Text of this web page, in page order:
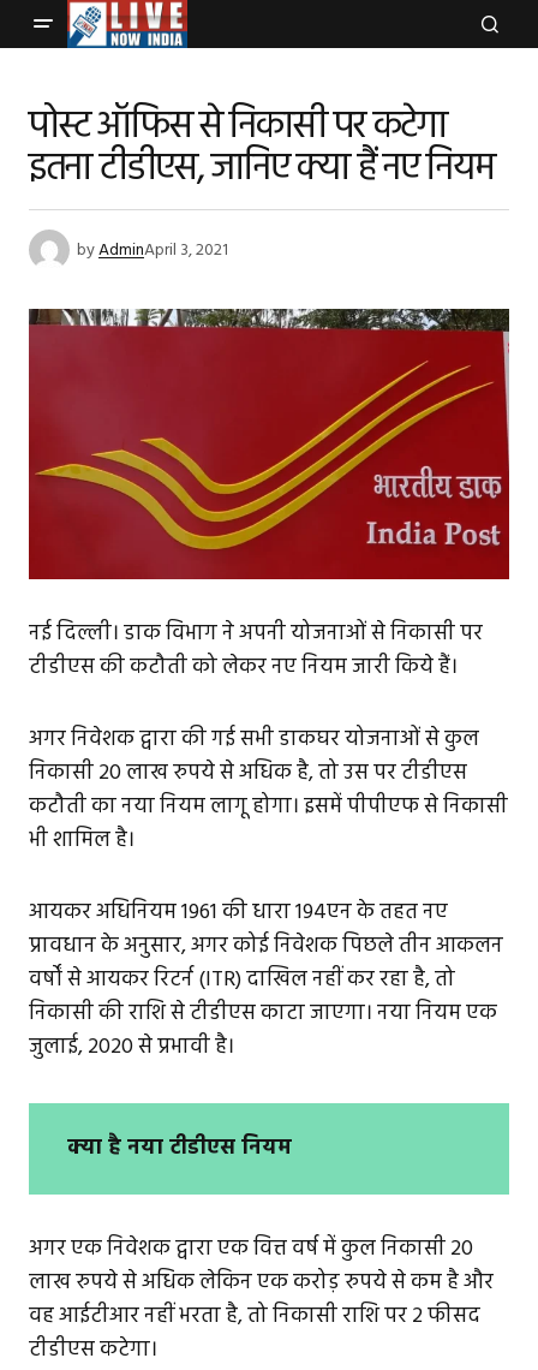
पोस्ट ऑफिस से निकासी पर कटेगा
इतना टीडीएस, जानिए क्या हैं नए नियम
byAdminApril 3, 2021
नई दिल्ली। डाक विभाग ने अपनी योजनाओं से निकासी पर
टीडीएस की कटौती को लेकर नए नियम जारी किये हैं।
अगर निवेशक द्वारा की गई सभी डाकघर योजनाओं से कुल
निकासी 20 लाख रुपये से अधिक है, तो उस पर टीडीएस
कटौती का नया नियम लागू होगा। इसमें पीपीएफ से निकासी
भी शामिल है।
आयकर अधिनियम 1961 की धारा 194एन के तहत नए
प्रावधान के अनुसार, अगर कोई निवेशक पिछले तीन आकलन
वर्षों से आयकर रिटर्न (ITR) दाखिल नहीं कर रहा है, तो
निकासी की राशि से टीडीएस काटा जाएगा। नया नियम एक
जुलाई, 2020 से प्रभावी है।
क्या है नया टीडीएस नियम
अगर एक निवेशक द्वारा एक वित्त वर्ष में कुल निकासी 20
लाख रुपये से अधिक लेकिन एक करोड़ रुपये से कम है और
वह आईटीआर नहीं भरता है, तो निकासी राशि पर 2 फीसद
टीडीएस कटेगा।